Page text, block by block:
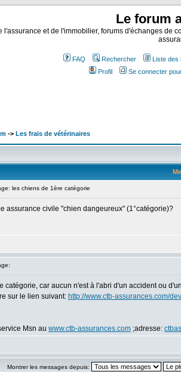
Le forum
l'assurance et de l'immobilier, forums d'échanges
FAQ Rechercher Liste des
Profil
Se connecter
-> Les frais de vétérinaires
les chiens de 1ère catégorie
assurance civile "chien dangeureux" (1°catégorie)?
catégorie, car aucun n'est à l'abri d'un accident ou
sur le lien suivant: http://www.ctb-assurances.com/
Msn au www.ctb-assurances.com ;adresse:
Montrer les messages depuis: